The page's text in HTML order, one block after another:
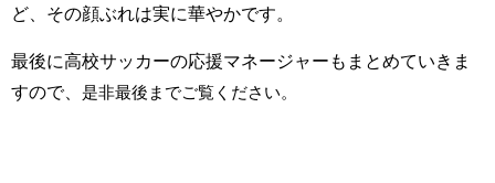
ど、その顔ぶれは実に華やかです。
最後に高校サッカーの応援マネージャーもまとめていきま
すので、 是非最後までご覧ください。